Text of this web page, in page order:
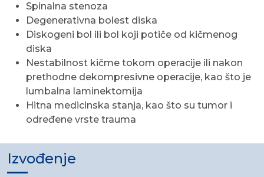
Spinalna stenoza
Degenerativna bolest diska
Diskogeni bol ili bol koji potiče od kičmenog
diska
Nestabilnost kičme tokom operacije ili nakon
prethodne dekompresivne operacije, kao što je
lumbalna laminektomija
Hitna medicinska stanja, kao što su tumor i
određene vrste trauma
Izvođenje